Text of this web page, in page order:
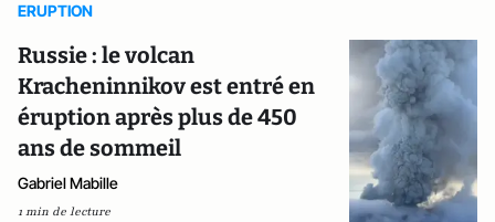
ERUPTION
Russie : le volcan
Kracheninnikov est entré en
éruption après plus de 450
ans de sommeil
Gabriel Mabille
1 min de lecture